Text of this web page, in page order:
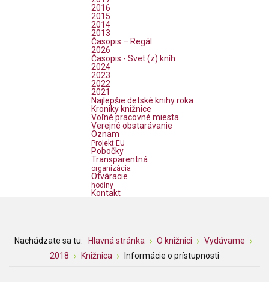
2016
2015
2014
2013
Časopis – Regál
2026
Časopis - Svet (z) kníh
2024
2023
2022
2021
Najlepšie detské knihy roka
Kroniky knižnice
Voľné pracovné miesta
Verejné obstarávanie
Oznam
Projekt EU
Pobočky
Transparentná
organizácia
Otváracie
hodiny
Kontakt
Nachádzate sa tu: Hlavná stránka O knižnici
Vydávame
2018
Knižnica Informácie o prístupnosti